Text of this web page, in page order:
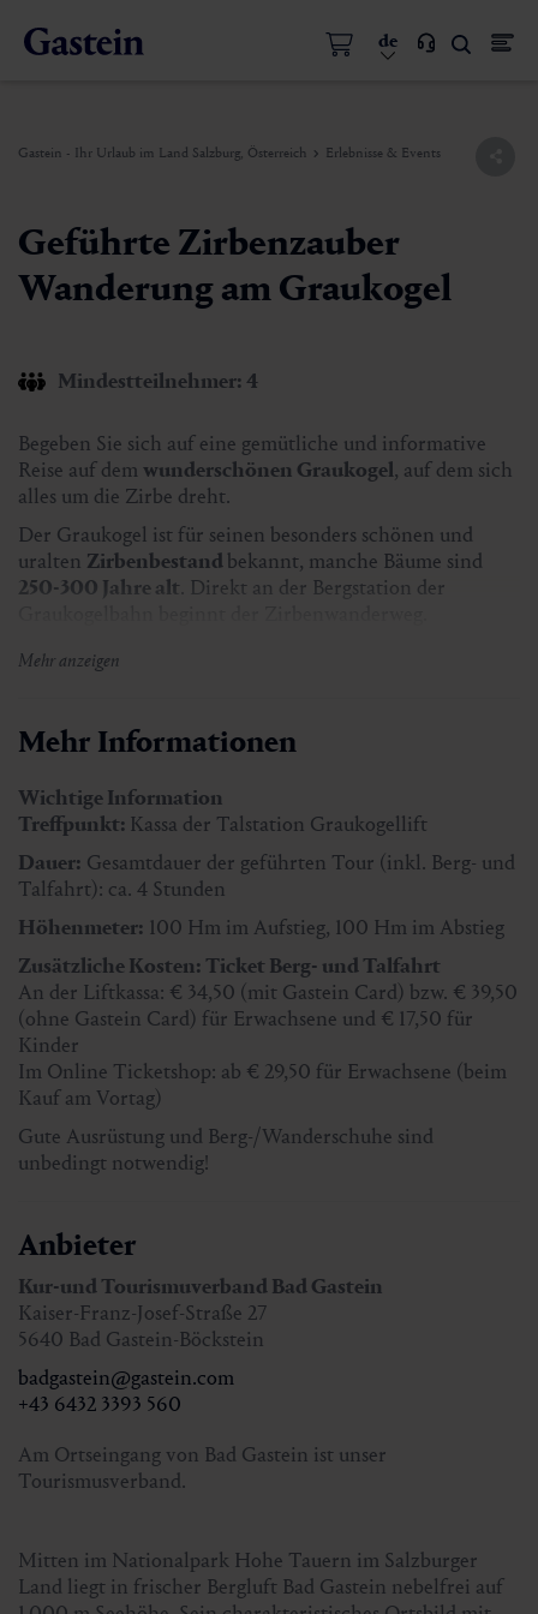
de
Gastein - Ihr Urlaub im Land Salzburg, Österreich Erlebnisse & Events
Geführte Zirbenzauber
Wanderung am Graukogel
Mindestteilnehmer: 4
Begeben Sie sich auf eine gemütliche und informative
Reise auf dem wunderschönen Graukogel, auf dem sich
alles um die Zirbe dreht.
Der Graukogel ist für seinen besonders schönen und
uralten Zirbenbestandbekannt, manche Bäume sind
250-300 Jahre alt . Direkt an der Bergstation der
Sitzgelegenheiten aus Zirbenholz bieten sich an für
den Effekt, dass die Herzfrequenz absinkt. Das fördert die
Sinne.
Treffpunkt:10.15 Uhr bei der Kassa der Talstation
Graukogellift
Dauer:Gesamtdauer der geführten Tour (inkl. Berg- und
Talfahrt): ca. 4 Stunden
Höhenmeter:100 Hm im Aufstieg, 100 Hm im Abstieg
Teilnehmerzahl:
Wanderführer:Hans Naglmayr
Preise mit Gastein Card:
An der Liftkasse: € 34,50 für Erwachsene und € 17,50 für
Im Online Ticketshop: ab € 29,50 für Erwachsene (beim
Kauf am Vortag)
Geführte Wanderung: € 5,00 pro Person
Ticket Berg- und Talfahrt:
Kinder
Im Online Ticketshop: ab € 29,50 für Erwachsene (beim
Gute Ausrüstung und Berg-/Wanderschuhe sind
Mehr anzeigen
Mehr Informationen
Wichtige Information
Treffpunkt: Kassa der Talstation Graukogellift
Dauer: Gesamtdauer der geführten Tour (inkl. Berg- und
Talfahrt): ca. 4 Stunden
Höhenmeter: 100 Hm im Aufstieg, 100 Hm im Abstieg
Zusätzliche Kosten: Ticket Berg- und Talfahrt
An der Liftkassa: € 34,50 (mit Gastein Card) bzw. € 39,50
(ohne Gastein Card) für Erwachsene und € 17,50 für
Kinder
Im Online Ticketshop: ab € 29,50 für Erwachsene (beim
Kauf am Vortag)
Gute Ausrüstung und Berg-/Wanderschuhe sind
unbedingt notwendig!
Anbieter
Kur-und Tourismuverband Bad Gastein
Kaiser-Franz-Josef-Straße 27
5640 Bad Gastein-Böckstein
badgastein@gastein.com
+43 6432 3393 560
Am Ortseingang von Bad Gastein ist unser
Tourismusverband.
Mitten im Nationalpark Hohe Tauern im Salzburger
Land liegt in frischer Bergluft Bad Gastein nebelfrei auf